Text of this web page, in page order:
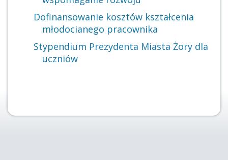
Dofinansowanie kosztów kształcenia
młodocianego pracownika
Stypendium Prezydenta Miasta Żory dla
uczniów